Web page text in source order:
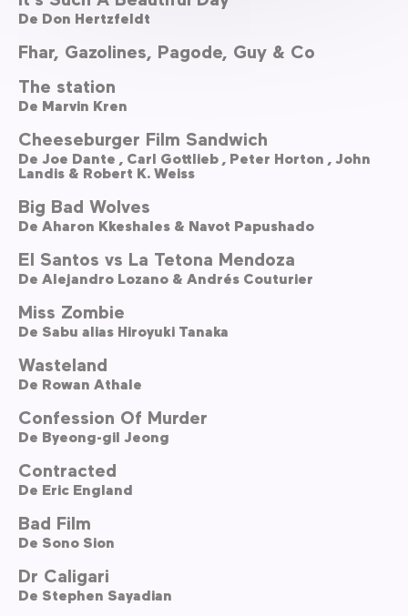
De Don Hertzfeldt
Fhar, Gazolines, Pagode, Guy & Co
The station
De Marvin Kren
Cheeseburger Film Sandwich
De Joe Dante , Carl Gottlieb , Peter Horton , John
Landis & Robert K. Weiss
Big Bad Wolves
De Aharon Kkeshales & Navot Papushado
El Santos vs La Tetona Mendoza
De Alejandro Lozano & Andrés Couturier
Miss Zombie
De Sabu alias Hiroyuki Tanaka
Wasteland
De Rowan Athale
Confession Of Murder
De Byeong-gil Jeong
Contracted
De Eric England
Bad Film
De Sono Sion
Dr Caligari
De Stephen Sayadian